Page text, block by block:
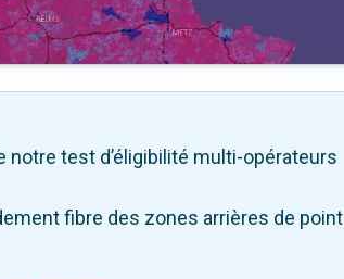
test d’éligibilité multi-opérateurs
fibre des zones arrières de point